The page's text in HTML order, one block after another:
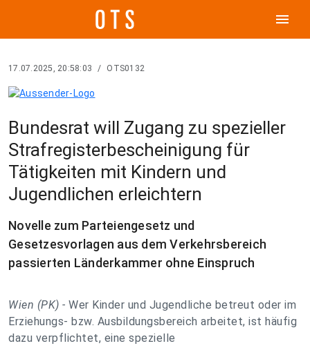
menu
17.07.2025, 20:58:03 / OTS0132
Bundesrat will Zugang zu spezieller
Strafregisterbescheinigung für
Tätigkeiten mit Kindern und
Jugendlichen erleichtern
Novelle zum Parteiengesetz und
Gesetzesvorlagen aus dem Verkehrsbereich
passierten Länderkammer ohne Einspruch
Wien (PK) - Wer Kinder und Jugendliche betreut oder im
Erziehungs- bzw. Ausbildungsbereich arbeitet, ist häufig
dazu verpflichtet, eine spezielle